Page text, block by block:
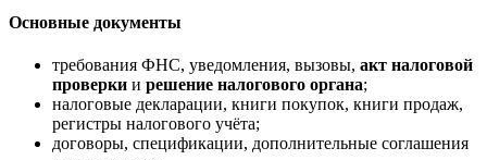
Основные документы
требования ФНС, уведомления, вызовы, акт налоговой
проверки и решение налогового органа;
налоговые декларации, книги покупок, книги продаж,
регистры налогового учёта;
договоры, спецификации, дополнительные соглашения